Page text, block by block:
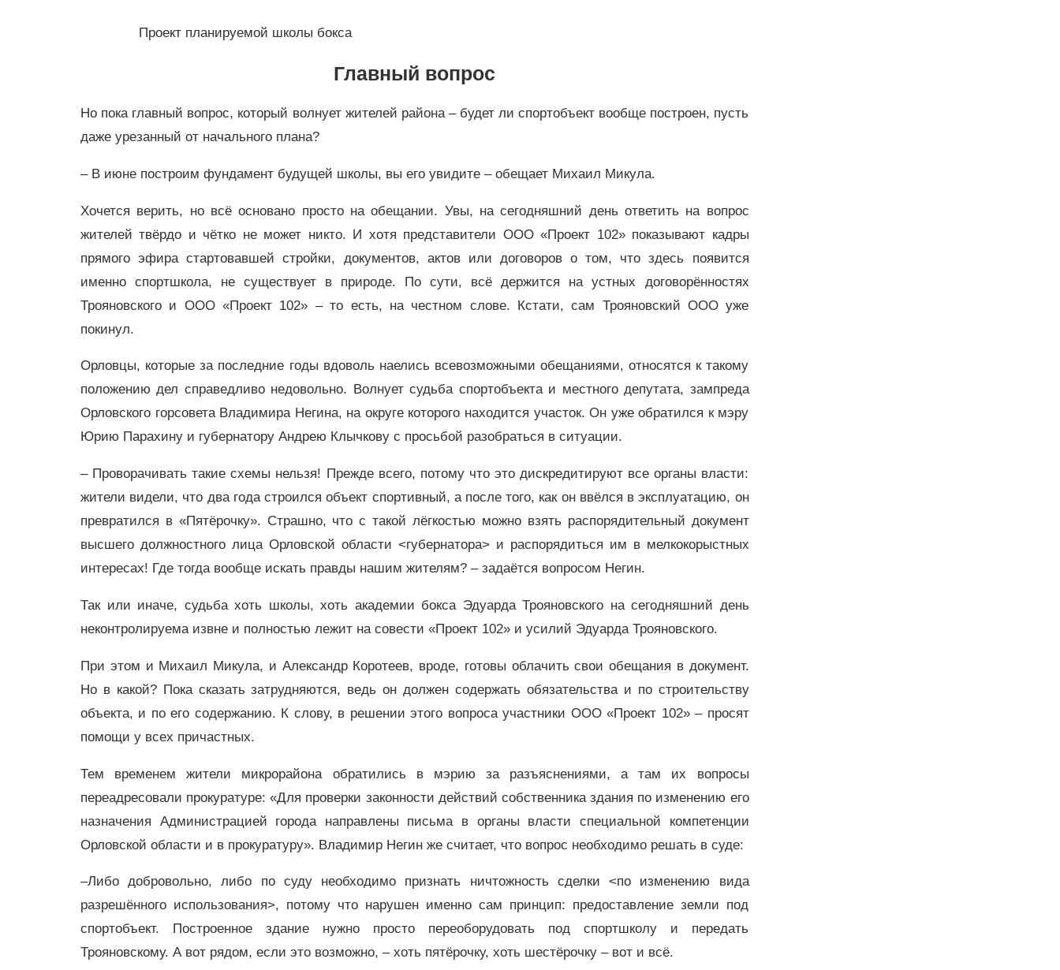
Проект планируемой школы бокса
Главный вопрос
Но пока главный вопрос, который волнует жителей района – будет ли спортобъект вообще построен, пусть
даже урезанный от начального плана?
– В июне построим фундамент будущей школы, вы его увидите – обещает Михаил Микула.
Хочется верить, но всё основано просто на обещании. Увы, на сегодняшний день ответить на вопрос
жителей твёрдо и чётко не может никто. И хотя представители ООО «Проект 102» показывают кадры
прямого эфира стартовавшей стройки, документов, актов или договоров о том, что здесь появится
именно спортшкола, не существует в природе. По сути, всё держится на устных договорённостях
Трояновского и ООО «Проект 102» – то есть, на честном слове. Кстати, сам Трояновский ООО уже
покинул.
Орловцы, которые за последние годы вдоволь наелись всевозможными обещаниями, относятся к такому
положению дел справедливо недовольно. Волнует судьба спортобъекта и местного депутата, зампреда
Орловского горсовета Владимира Негина, на округе которого находится участок. Он уже обратился к мэру
Юрию Парахину и губернатору Андрею Клычкову с просьбой разобраться в ситуации.
– Проворачивать такие схемы нельзя! Прежде всего, потому что это дискредитируют все органы власти:
жители видели, что два года строился объект спортивный, а после того, как он ввёлся в эксплуатацию, он
превратился в «Пятёрочку». Страшно, что с такой лёгкостью можно взять распорядительный документ
высшего должностного лица Орловской области <губернатора> и распорядиться им в мелкокорыстных
интересах! Где тогда вообще искать правды нашим жителям? – задаётся вопросом Негин.
Так или иначе, судьба хоть школы, хоть академии бокса Эдуарда Трояновского на сегодняшний день
неконтролируема извне и полностью лежит на совести «Проект 102» и усилий Эдуарда Трояновского.
При этом и Михаил Микула, и Александр Коротеев, вроде, готовы облачить свои обещания в документ.
Но в какой? Пока сказать затрудняются, ведь он должен содержать обязательства и по строительству
объекта, и по его содержанию. К слову, в решении этого вопроса участники ООО «Проект 102» – просят
помощи у всех причастных.
Тем временем жители микрорайона обратились в мэрию за разъяснениями, а там их вопросы
переадресовали прокуратуре: «Для проверки законности действий собственника здания по изменению его
назначения Администрацией города направлены письма в органы власти специальной компетенции
Орловской области и в прокуратуру». Владимир Негин же считает, что вопрос необходимо решать в суде:
–Либо добровольно, либо по суду необходимо признать ничтожность сделки <по изменению вида
разрешённого использования>, потому что нарушен именно сам принцип: предоставление земли под
спортобъект. Построенное здание нужно просто переоборудовать под спортшколу и передать
Трояновскому. А вот рядом, если это возможно, – хоть пятёрочку, хоть шестёрочку – вот и всё.